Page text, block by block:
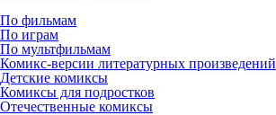
По фильмам
По играм
По мультфильмам
Комикс-версии литературных произведений
Детские комиксы
Комиксы для подростков
Отечественные комиксы